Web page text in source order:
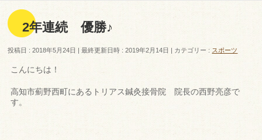
2年連続 優勝♪
投稿日 : 2018年5月24日 最終更新日時 : 2019年2月14日 カテゴリー : スポーツ
こんにちは！
高知市薊野西町にあるトリアス鍼灸接骨院 院長の西野亮彦で
す。